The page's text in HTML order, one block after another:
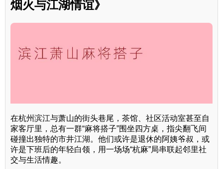
烟火与江湖情谊》
在杭州滨江与萧山的街头巷尾，茶馆、社区活动室甚至自
家客厅里，总有一群“麻将搭子”围坐四方桌，指尖翻飞间
碰撞出独特的市井江湖。他们或许是退休的阿姨爷叔，或
许是下班后的年轻白领，用一场场“杭麻”局串联起邻里社
交与生活情趣。